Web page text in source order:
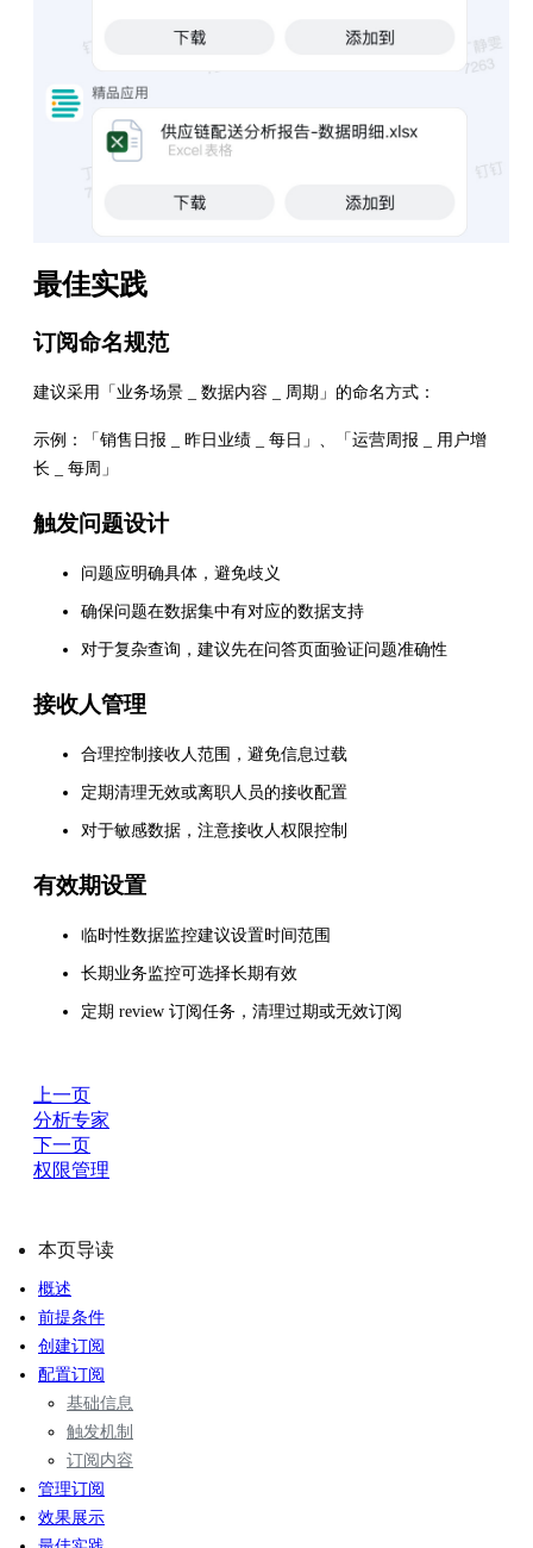
最佳实践
订阅命名规范
建议采用「业务场景 _ 数据内容 _ 周期」的命名方式：
示例：「销售日报 _ 昨日业绩 _ 每日」、「运营周报 _ 用户增
长 _ 每周」
触发问题设计
问题应明确具体，避免歧义
确保问题在数据集中有对应的数据支持
对于复杂查询，建议先在问答页面验证问题准确性
接收人管理
合理控制接收人范围，避免信息过载
定期清理无效或离职人员的接收配置
对于敏感数据，注意接收人权限控制
有效期设置
临时性数据监控建议设置时间范围
长期业务监控可选择长期有效
定期 review 订阅任务，清理过期或无效订阅
上一页
分析专家
下一页
权限管理
本页导读
概述
前提条件
创建订阅
配置订阅
基础信息
触发机制
订阅内容
管理订阅
效果展示